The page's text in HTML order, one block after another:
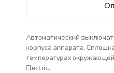
Автоматический
корпуса аппарата.
температурах окружающей
Electric.